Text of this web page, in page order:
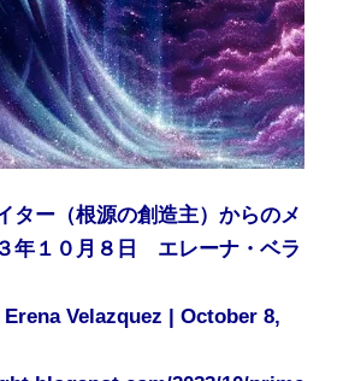
ター（根源の創造主）からのメ
年１０月８日 エレーナ・ベラ
Velazquez | October 8,